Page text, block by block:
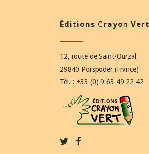
Éditions Crayon Vert
12, route de Saint-Ourzal
29840 Porspoder (France)
Tél. : +33 (0) 9 63 49 22 42